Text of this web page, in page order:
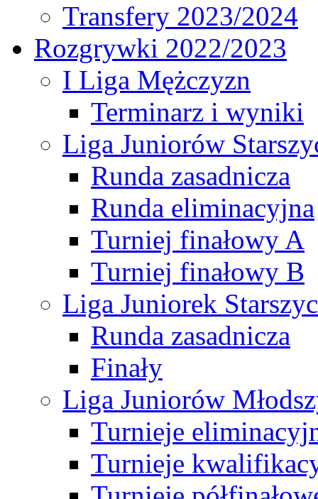
Transfery 2023/2024
Rozgrywki 2022/2023
I Liga Mężczyzn
Terminarz i wyniki
Liga Juniorów
Runda zasadnicza
Runda eliminacyjna
Turniej finałowy A
Turniej finałowy B
Liga Juniorek
Runda zasadnicza
Finały
Liga Juniorów
Turnieje
Turnieje